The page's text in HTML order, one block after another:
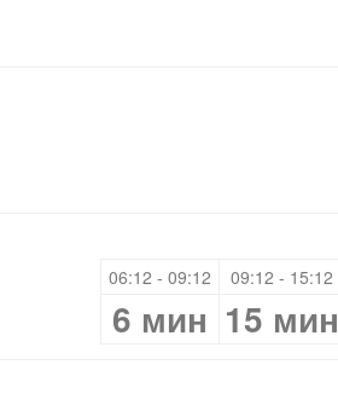
06:12 - 09:12
09:12 - 15:12
6 мин 15 мин